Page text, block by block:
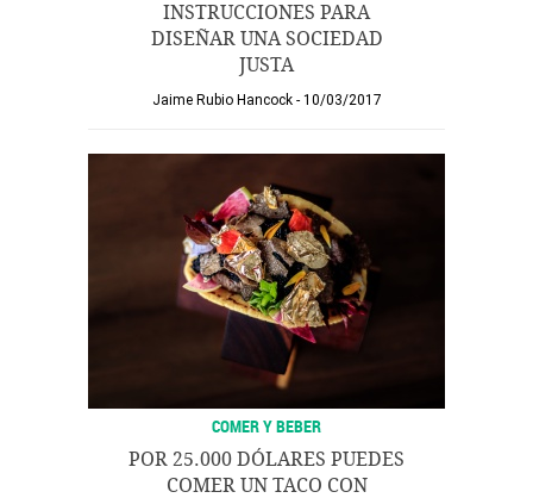
INSTRUCCIONES PARA
DISEÑAR UNA SOCIEDAD
JUSTA
Jaime Rubio Hancock 10/03/2017
COMER Y BEBER
POR 25.000 DÓLARES PUEDES
COMER UN TACO CON